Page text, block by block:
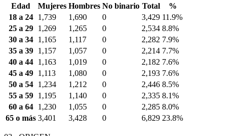
Edad
Mujeres Hombres No binario Total
%
18 a 24
1,739 1,690 0 3,429 11.9%
25 a 29
1,269 1,265 0 2,534 8.8%
30 a 34
1,165 1,117 0 2,282 7.9%
35 a 39
1,157 1,057 0 2,214 7.7%
40 a 44
1,163 1,019 0 2,182 7.6%
45 a 49
1,113 1,080 0 2,193 7.6%
50 a 54
1,234 1,212 0 2,446 8.5%
55 a 59
1,195 1,140 0 2,335 8.1%
60 a 64
1,230 1,055 0 2,285 8.0%
65 o más 3,401 3,428 0 6,829 23.8%